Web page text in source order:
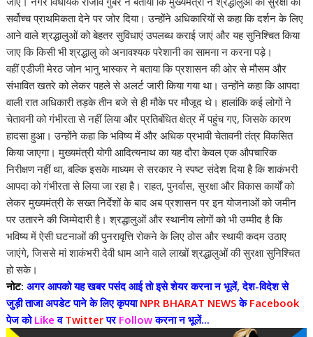
सर्वोच्च प्राथमिकता देने पर जोर दिया। उन्होंने अधिकारियों से कहा कि दर्शन के लिए
आने वाले श्रद्धालुओं को बेहतर सुविधाएं उपलब्ध कराई जाएं और यह सुनिश्चित किया
जाए कि किसी भी श्रद्धालु को अनावश्यक परेशानी का सामना न करना पड़े।
वहीं एडीजी मेरठ जोन भानु भास्कर ने बताया कि प्रशासन की ओर से मौसम और
संभावित खतरे को लेकर पहले से अलर्ट जारी किया गया था। उन्होंने कहा कि आपदा
वाली रात अधिकारी तड़के तीन बजे से ही मौके पर मौजूद थे। हालांकि कई लोगों ने
चेतावनी को गंभीरता से नहीं लिया और प्रतिबंधित क्षेत्र में पहुंच गए, जिसके कारण
हादसा हुआ। उन्होंने कहा कि भविष्य में और अधिक प्रभावी चेतावनी तंत्र विकसित
किया जाएगा। मुख्यमंत्री योगी आदित्यनाथ का यह दौरा केवल एक औपचारिक
निरीक्षण नहीं था, बल्कि इसके माध्यम से सरकार ने स्पष्ट संदेश दिया है कि शाकंभरी
आपदा को गंभीरता से लिया जा रहा है। राहत, पुनर्वास, सुरक्षा और विकास कार्यों को
लेकर मुख्यमंत्री के सख्त निर्देशों के बाद अब प्रशासन पर इन योजनाओं को जमीन
पर उतारने की जिम्मेदारी है। श्रद्धालुओं और स्थानीय लोगों को भी उम्मीद है कि
भविष्य में ऐसी घटनाओं की पुनरावृत्ति रोकने के लिए ठोस और स्थायी कदम उठाए
जाएंगे, जिससे मां शाकंभरी देवी धाम आने वाले लाखों श्रद्धालुओं की सुरक्षा सुनिश्चित
हो सके।
नोट: अगर आपको यह खबर पसंद आई तो इसे शेयर करना न भूलें, देश-विदेश से
जुड़ी ताजा अपडेट पाने के लिए कृपयाNPR BHARAT NEWSके Facebook
पेज कोLike वTwitterपर Followकरना न भूलें...